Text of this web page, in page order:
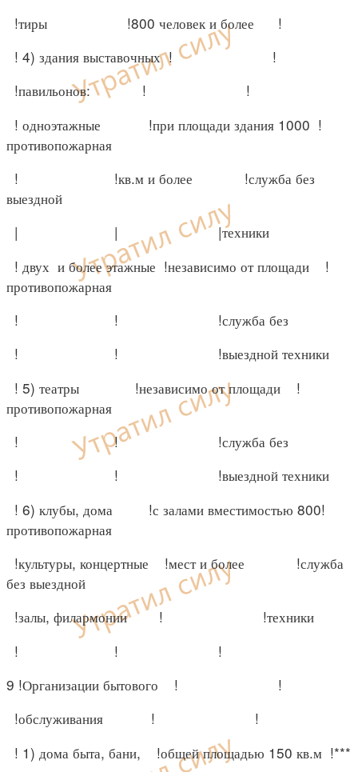
!тиры !800 человек и более !
! 4) здания выставочных ! !
!павильонов: ! !
! одноэтажные !при площади здания 1000 !
противопожарная
! !кв.м и более !служба без
выездной
| | |техники
! двух и более этажные !независимо от площади !
противопожарная
! ! !служба без
! ! !выездной техники
! 5) театры !независимо от площади !
противопожарная
! ! !служба без
! ! !выездной техники
! 6) клубы, дома !с залами вместимостью 800!
противопожарная
!культуры, концертные !мест и более !служба
без выездной
!залы, филармонии ! !техники
! ! !
9 !Организации бытового ! !
!обслуживания ! !
! 1) дома быта, бани, !общей площадью 150 кв.м !***